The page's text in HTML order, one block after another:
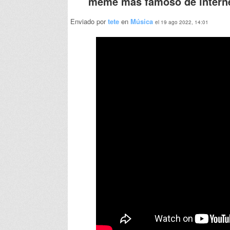
Enviado portete en Música el 19 ago 2022, 14:01